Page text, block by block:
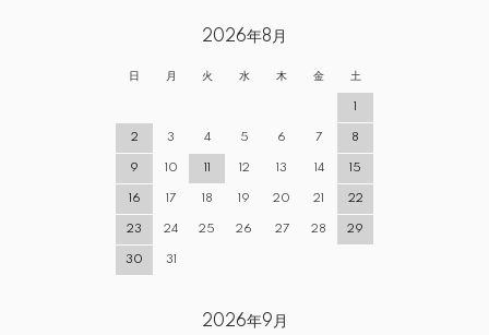
2026年8月
日 月 火 水 木 金 土
1
2 3 4 5 6 7 8
9 10 11 12 13 14 15
16 17 18 19 20 21 22
23 24 25 26 27 28 29
30 31
2026年9月